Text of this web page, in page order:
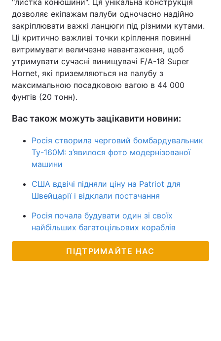
"листка конюшини". Ця унікальна конструкція
дозволяє екіпажам палуби одночасно надійно
закріплювати важкі ланцюги під різними кутами.
Ці критично важливі точки кріплення повинні
витримувати величезне навантаження, щоб
утримувати сучасні винищувачі F/A-18 Super
Hornet, які приземляються на палубу з
максимальною посадковою вагою в 44 000
фунтів (20 тонн).
Вас також можуть зацікавити новини:
Росія створила черговий бомбардувальник
Ту-160М: з’явилося фото модернізованої
машини
США вдвічі підняли ціну на Patriot для
Швейцарії і відклали постачання
Росія почала будувати один зі своїх
найбільших багатоцільових кораблів
ПІДТРИМАЙТЕ НАС